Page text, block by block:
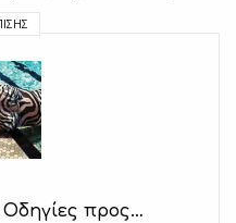
προς…